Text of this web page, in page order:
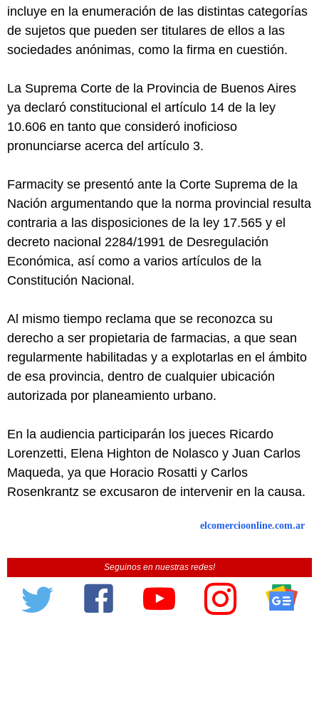
incluye en la enumeración de las distintas categorías
de sujetos que pueden ser titulares de ellos a las
sociedades anónimas, como la firma en cuestión.
La Suprema Corte de la Provincia de Buenos Aires
ya declaró constitucional el artículo 14 de la ley
10.606 en tanto que consideró inoficioso
pronunciarse acerca del artículo 3.
Farmacity se presentó ante la Corte Suprema de la
Nación argumentando que la norma provincial resulta
contraria a las disposiciones de la ley 17.565 y el
decreto nacional 2284/1991 de Desregulación
Económica, así como a varios artículos de la
Constitución Nacional.
Al mismo tiempo reclama que se reconozca su
derecho a ser propietaria de farmacias, a que sean
regularmente habilitadas y a explotarlas en el ámbito
de esa provincia, dentro de cualquier ubicación
autorizada por planeamiento urbano.
En la audiencia participarán los jueces Ricardo
Lorenzetti, Elena Highton de Nolasco y Juan Carlos
Maqueda, ya que Horacio Rosatti y Carlos
Rosenkrantz se excusaron de intervenir en la causa.
elcomercioonline.com.ar
Seguinos en nuestras redes!